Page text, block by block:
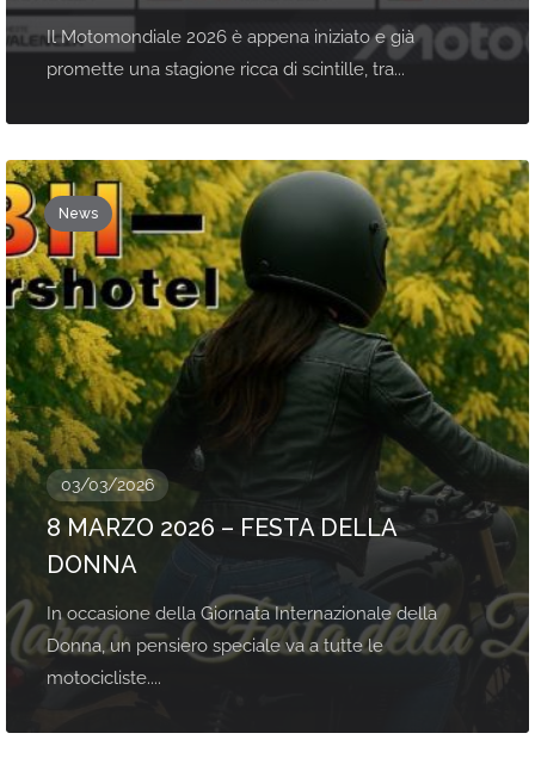
Il Motomondiale 2026 è appena iniziato e già
promette una stagione ricca di scintille, tra...
News
03/03/2026
8 MARZO 2026 – FESTA DELLA
DONNA
In occasione della Giornata Internazionale della
Donna, un pensiero speciale va a tutte le
motocicliste....